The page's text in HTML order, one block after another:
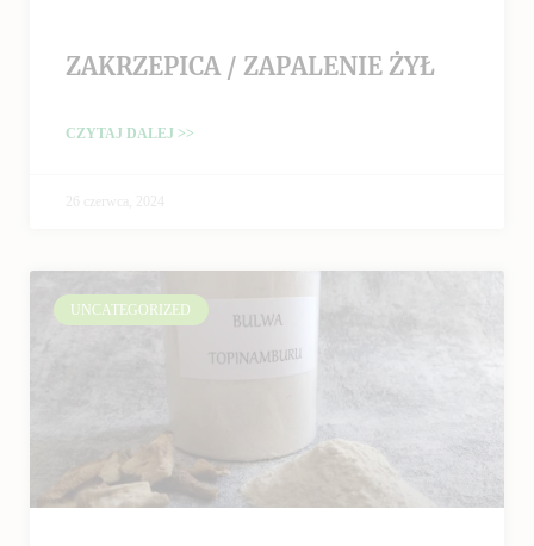
ZAKRZEPICA / ZAPALENIE ŻYŁ
CZYTAJ DALEJ >>
26 czerwca, 2024
UNCATEGORIZED